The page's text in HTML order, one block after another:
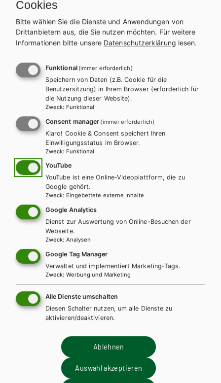
AHS-O
Artes. Lektürebuch 1
Lehrbuch + E-Book
Cookies
Bitte wählen Sie die Dienste und Anwendungen von
Drittanbietern aus, die Sie nutzen möchten. Für weitere
Informationen bitte unsere Datenschutzerklärung lesen.
Funktional (immer erforderlich)
Speichern von Daten (z.B. Cookie für die
Benutzersitzung) in Ihrem Browser (erforderlich für
die Nutzung dieser Website).
Zweck: Funktional
Consent manager (immer erforderlich)
Klaro! Cookie & Consent speichert Ihren
Einwilligungsstatus im Browser.
Zweck: Funktional
YouTube
YouTube ist eine Online-Videoplattform, die zu
Google gehört.
Zweck: Eingebettete externe Inhalte
Google Analytics
Dienst zur Auswertung von Online-Besuchen der
Webseite.
Zweck: Analysen
Google Tag Manager
Verwaltet und implementiert Marketing-Tags.
Zweck: Werbung und Marketing
Alle Dienste umschalten
Diesen Schalter nutzen, um alle Dienste zu
aktivieren/deaktivieren.
Ablehnen
Auswahl akzeptieren